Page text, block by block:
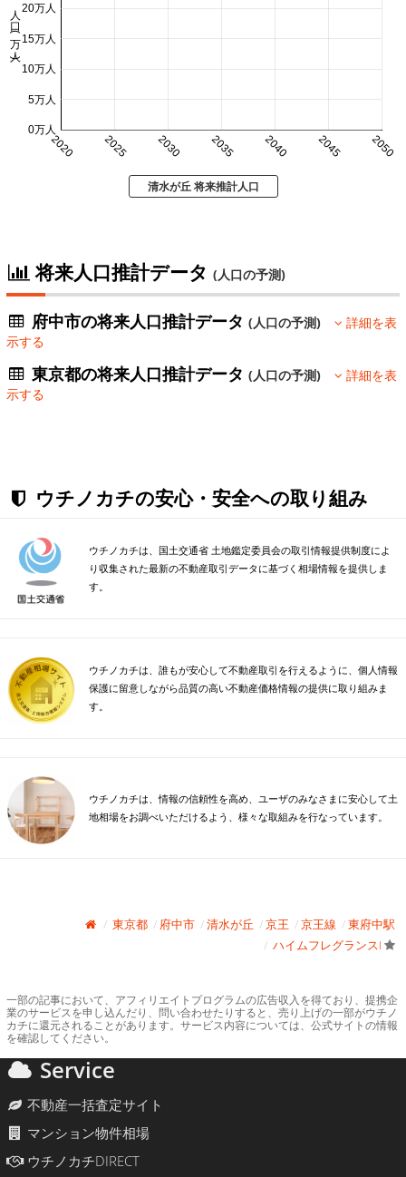
2020 2025 2030 2035 2040 2045 2050
0万人
5万人
10万人
15万人
20万人
人口 (万人)
清水が丘 将来推計人口
将来人口推計データ (人口の予測)
府中市の将来人口推計データ(人口の予測)
詳細を表
示する
東京都の将来人口推計データ(人口の予測)
詳細を表
示する
ウチノカチの安心・安全への取り組み
ウチノカチは、国土交通省 土地鑑定委員会の取引情報提供制度によ
り収集された最新の不動産取引データに基づく相場情報を提供しま
す。
ウチノカチは、誰もが安心して不動産取引を行えるように、個人情報
保護に留意しながら品質の高い不動産価格情報の提供に取り組みま
す。
ウチノカチは、情報の信頼性を高め、ユーザのみなさまに安心して土
地相場をお調べいただけるよう、様々な取組みを行なっています。
東京都 府中市 清水が丘 京王 京王線
東府中駅
ハイムフレグランスI
一部の記事において、アフィリエイトプログラムの広告収入を得ており、提携企
業のサービスを申し込んだり、問い合わせたりすると、売り上げの一部がウチノ
カチに還元されることがあります。サービス内容については、公式サイトの情報
を確認してください。
Service
不動産一括査定サイト
マンション物件相場
ウチノカチDIRECT